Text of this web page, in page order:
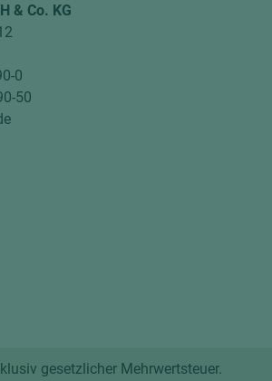
& Co. KG
0
50
gesetzlicher Mehrwertsteuer.